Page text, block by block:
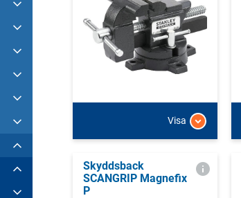
Visa
Skyddsback
SCANGRIP Magnefix
P